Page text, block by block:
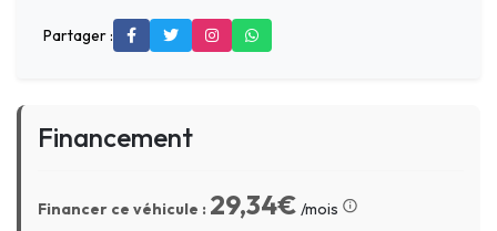
Partager :
Financement
Financer ce véhicule : 29,34€ /mois